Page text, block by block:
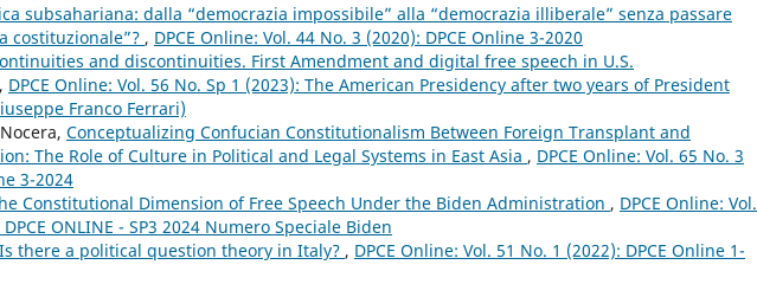
subsahariana: dalla “democrazia impossibile” alla “democrazia illiberale” senza passare
costituzionale”? , DPCE Online: Vol. 44 No. 3 (2020): DPCE Online 3-2020
and discontinuities. First Amendment and digital free speech in U.S.
, DPCE Online: Vol. 56 No. Sp 1 (2023): The American Presidency after two years of President
Franco Ferrari)
Conceptualizing Confucian Constitutionalism Between Foreign Transplant and
The Role of Culture in Political and Legal Systems in East Asia , DPCE Online: Vol. 65 No. 3
3-2024
Constitutional Dimension of Free Speech Under the Biden Administration , DPCE Online: Vol.
ONLINE - SP3 2024 Numero Speciale Biden
Is there a political question theory in Italy? , DPCE Online: Vol. 51 No. 1 (2022): DPCE Online 1-